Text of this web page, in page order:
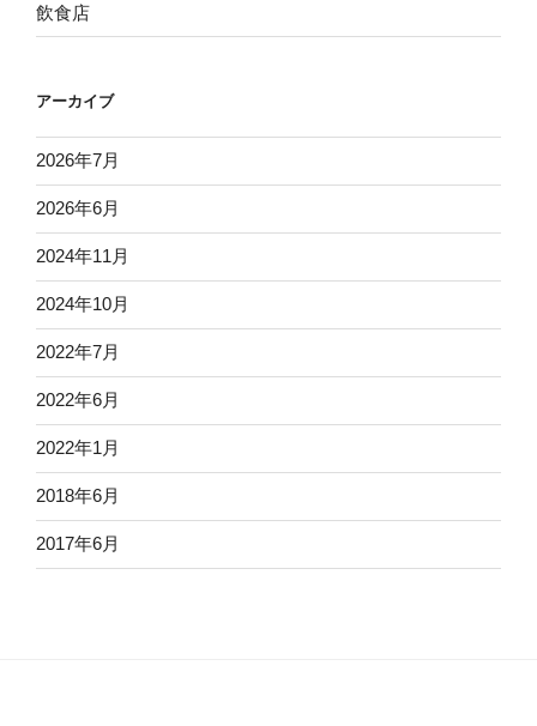
飲食店
アーカイブ
2026年7月
2026年6月
2024年11月
2024年10月
2022年7月
2022年6月
2022年1月
2018年6月
2017年6月